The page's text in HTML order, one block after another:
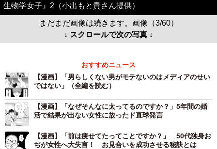
生物学女子』2（小出もと貴さん提供）
まだまだ画像は続きます。画像（3/60）
↓ スクロールで次の写真 ↓
おすすめニュース
【漫画】「男らしくない男がモテないのはメディアのせい
ではない」（全編を読む）
【漫画】「なぜそんなに太ってるのですか？」5年間の婚
活で結果が出ない女性に放ったド直球発言
【漫画】「前は痩せてたってことですか？」 50代独身お
ぢが女性へ大失言！ お見合いを成功させる秘訣とは